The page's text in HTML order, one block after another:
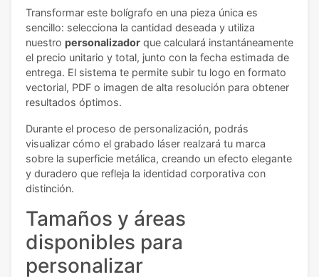
Transformar este bolígrafo en una pieza única es
sencillo: selecciona la cantidad deseada y utiliza
nuestro personalizador que calculará instantáneamente
el precio unitario y total, junto con la fecha estimada de
entrega. El sistema te permite subir tu logo en formato
vectorial, PDF o imagen de alta resolución para obtener
resultados óptimos.
Durante el proceso de personalización, podrás
visualizar cómo el grabado láser realzará tu marca
sobre la superficie metálica, creando un efecto elegante
y duradero que refleja la identidad corporativa con
distinción.
Tamaños y áreas
disponibles para
personalizar